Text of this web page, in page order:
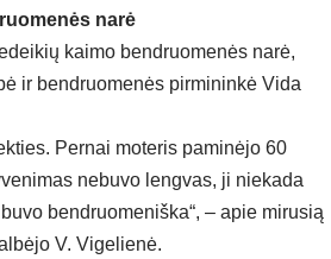
narė
kaimo bendruomenės narė,
ir bendruomenės pirmininkė Vida
Pernai moteris paminėjo 60
nebuvo lengvas, ji niekada
bendruomeniška“, – apie mirusią
V. Vigelienė.